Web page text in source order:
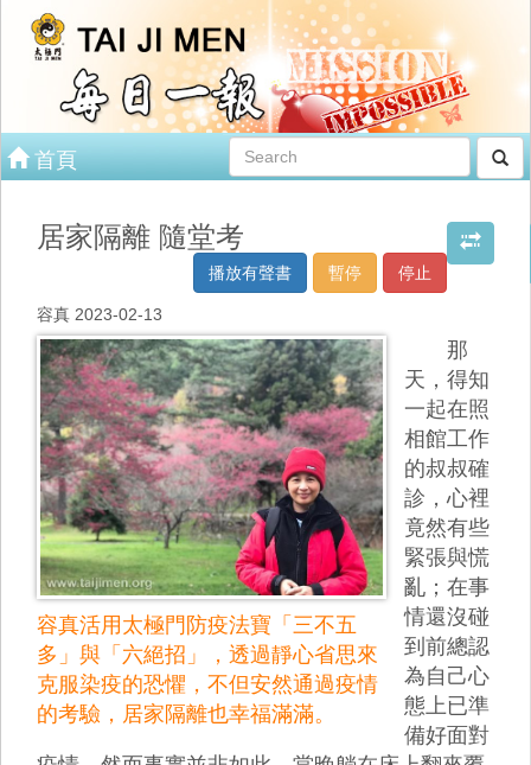
首頁
居家隔離 隨堂考
停止
暫停
播放有聲書
容真 2023-02-13
容真活用太極門防疫法寶「三不五
多」與「六絕招」，透過靜心省思來
克服染疫的恐懼，不但安然通過疫情
的考驗，居家隔離也幸福滿滿。
那
天，得知
一起在照
相館工作
的叔叔確
診，心裡
竟然有些
緊張與慌
亂；在事
情還沒碰
到前總認
為自己心
態上已準
備好面對